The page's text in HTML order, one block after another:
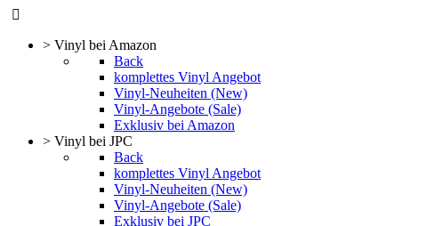
> Vinyl bei Amazon
Back
komplettes Vinyl Angebot
Vinyl-Neuheiten (New)
Vinyl-Angebote (Sale)
Exklusiv bei Amazon
> Vinyl bei JPC
Back
komplettes Vinyl Angebot
Vinyl-Neuheiten (New)
Vinyl-Angebote (Sale)
Exklusiv bei JPC